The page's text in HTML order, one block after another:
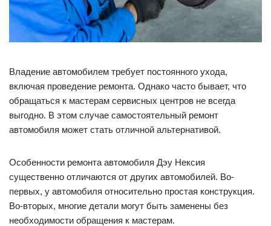
Владение автомобилем требует постоянного ухода,
включая проведение ремонта. Однако часто бывает, что
обращаться к мастерам сервисных центров не всегда
выгодно. В этом случае самостоятельный ремонт
автомобиля может стать отличной альтернативой.
Особенности ремонта автомобиля Дэу Нексия
существенно отличаются от других автомобилей. Во-
первых, у автомобиля относительно простая конструкция.
Во-вторых, многие детали могут быть заменены без
необходимости обращения к мастерам.